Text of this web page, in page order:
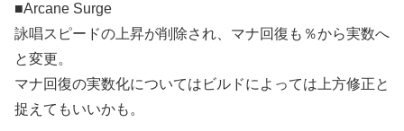
■Arcane Surge
詠唱スピードの上昇が削除され、マナ回復も％から実数へ
と変更。
マナ回復の実数化についてはビルドによっては上方修正と
捉えてもいいかも。